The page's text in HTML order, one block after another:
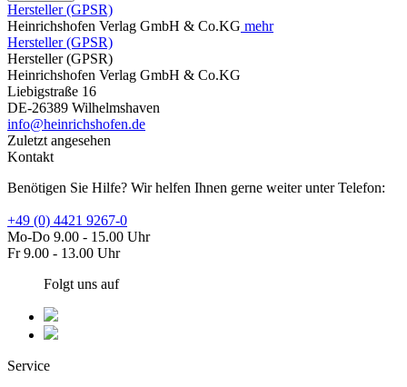
Hersteller (GPSR)
Heinrichshofen Verlag GmbH & Co.KG mehr
Hersteller (GPSR)
Hersteller (GPSR)
Heinrichshofen Verlag GmbH & Co.KG
Liebigstraße 16
DE-26389 Wilhelmshaven
info@heinrichshofen.de
Zuletzt angesehen
Kontakt
Benötigen Sie Hilfe? Wir helfen Ihnen gerne weiter unter Telefon:
+49 (0) 4421 9267-0
Mo-Do 9.00 - 15.00 Uhr
Fr 9.00 - 13.00 Uhr
Folgt uns auf
Service